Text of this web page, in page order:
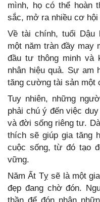
mình, họ có thể hoàn
sắc, mở ra nhiều cơ
Về tài chính, tuổi Dậu
một năm tràn đầy may
đầu tư thông minh và
nhân hiệu quả. Sự
tăng cường tài sản một
Tuy nhiên, những
phải chú ý đến việc
và đời sống riêng tư.
thích sẽ giúp gia tăng
cuộc sống, từ đó tạo
vững.
Năm Ất Tỵ sẽ là một
đẹp đang chờ đón.